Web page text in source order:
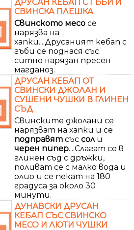
ДРУСАН КЕБАП С ГЪБИ И
СВИНСКА ПЛЕШКА
Свинското месо се
нарязва на
хапки....Друсаният кебап с
гъби се поднася със
ситно нарязан пресен
магданоз.
ДРУСАН КЕБАП ОТ
СВИНСКИ ДЖОЛАН И
СУШЕНИ ЧУШКИ В ГЛИНЕН
СЪД
Свинските джолани се
нарязват на хапки и се
подправят със сол и
черен пипер....Слагат се в
глинен съд с дръжки,
поливат се с малко вода и
олио и се пекат на 180
градуса за около 30
минути.
ДУНАВСКИ ДРУСАН
КЕБАП СЪС СВИНСКО
МЕСО И ЛЮТИ ЧУШКИ